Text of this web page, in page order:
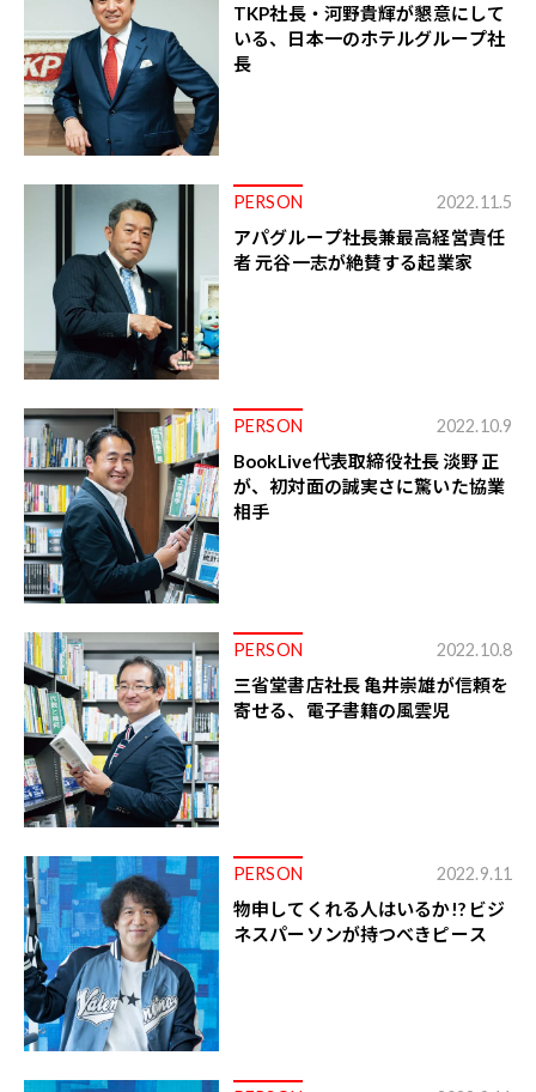
TKP社長・河野貴輝が懇意にして
いる、日本一のホテルグループ社
長
PERSON 2022.11.5
アパグループ社長兼最高経営責任
者 元谷一志が絶賛する起業家
PERSON 2022.10.9
BookLive代表取締役社長 淡野 正
が、初対面の誠実さに驚いた協業
相手
PERSON 2022.10.8
三省堂書店社長 亀井崇雄が信頼を
寄せる、電子書籍の風雲児
PERSON 2022.9.11
物申してくれる人はいるか!? ビジ
ネスパーソンが持つべきピース